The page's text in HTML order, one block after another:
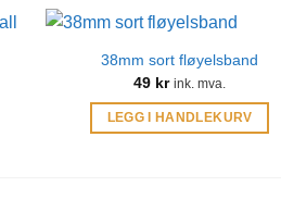
38mm sort fløyelsband
49 kr ink. mva.
LEGG I HANDLEKURV